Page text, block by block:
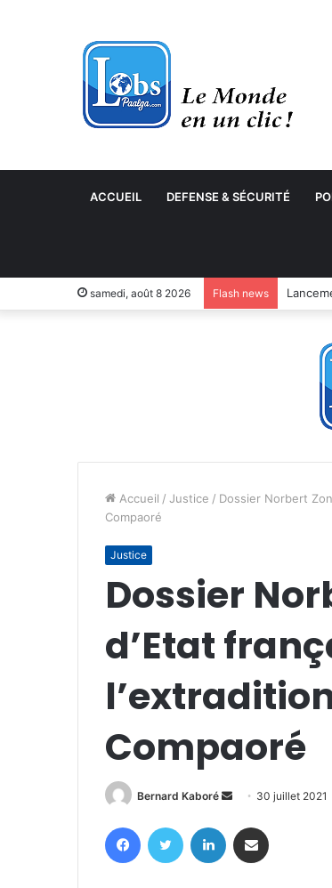
ACCUEIL DEFENSE & SÉCURITÉ
samedi, août 8 2026 Flash news
Accueil / Justice / Dossier Norbert
Compaoré
Justice
Dossier
d’Etat
Compaoré
Bernard Kaboré
Envoyer
courriel
30 juillet 2021
FacebookTwitter Linkedin